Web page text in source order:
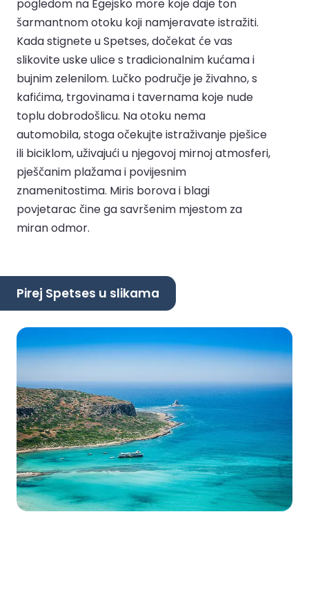
pogledom na Egejsko more koje daje ton
šarmantnom otoku koji namjeravate istražiti.
Kada stignete u Spetses, dočekat će vas
slikovite uske ulice s tradicionalnim kućama i
bujnim zelenilom. Lučko područje je živahno, s
kafićima, trgovinama i tavernama koje nude
toplu dobrodošlicu. Na otoku nema
automobila, stoga očekujte istraživanje pješice
ili biciklom, uživajući u njegovoj mirnoj atmosferi,
pješčanim plažama i povijesnim
znamenitostima. Miris borova i blagi
povjetarac čine ga savršenim mjestom za
miran odmor.
Pirej Spetses u slikama